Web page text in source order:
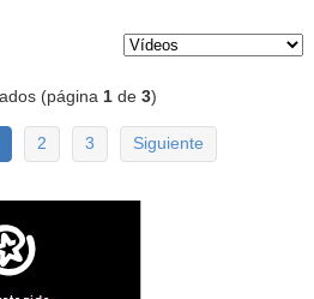
(página1 de3)
2 3 Siguiente